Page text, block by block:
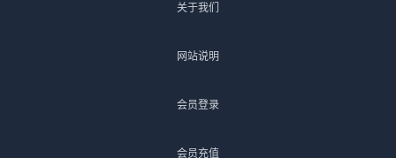
关于我们
网站说明
会员登录
会员充值